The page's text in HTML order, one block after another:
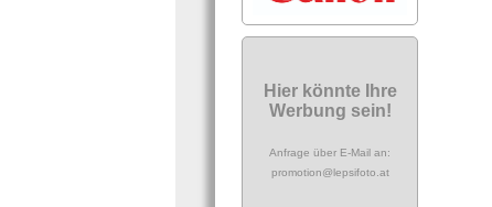
Hier könnte Ihre
Werbung sein!
Anfrage über E-Mail an:
promotion@lepsifoto.at